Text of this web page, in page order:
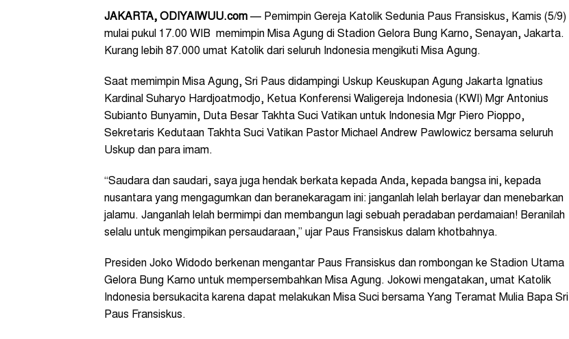
JAKARTA, ODIYAIWUU.com — Pemimpin Gereja Katolik Sedunia Paus Fransiskus, Kamis (5/9)
mulai pukul 17.00 WIB memimpin Misa Agung di Stadion Gelora Bung Karno, Senayan, Jakarta.
Kurang lebih 87.000 umat Katolik dari seluruh Indonesia mengikuti Misa Agung.
Saat memimpin Misa Agung, Sri Paus didampingi Uskup Keuskupan Agung Jakarta Ignatius
Kardinal Suharyo Hardjoatmodjo, Ketua Konferensi Waligereja Indonesia (KWI) Mgr Antonius
Subianto Bunyamin, Duta Besar Takhta Suci Vatikan untuk Indonesia Mgr Piero Pioppo,
Sekretaris Kedutaan Takhta Suci Vatikan Pastor Michael Andrew Pawlowicz bersama seluruh
Uskup dan para imam.
“Saudara dan saudari, saya juga hendak berkata kepada Anda, kepada bangsa ini, kepada
nusantara yang mengagumkan dan beranekaragam ini: janganlah lelah berlayar dan menebarkan
jalamu. Janganlah lelah bermimpi dan membangun lagi sebuah peradaban perdamaian! Beranilah
selalu untuk mengimpikan persaudaraan,” ujar Paus Fransiskus dalam khotbahnya.
Presiden Joko Widodo berkenan mengantar Paus Fransiskus dan rombongan ke Stadion Utama
Gelora Bung Karno untuk mempersembahkan Misa Agung. Jokowi mengatakan, umat Katolik
Indonesia bersukacita karena dapat melakukan Misa Suci bersama Yang Teramat Mulia Bapa Sri
Paus Fransiskus.